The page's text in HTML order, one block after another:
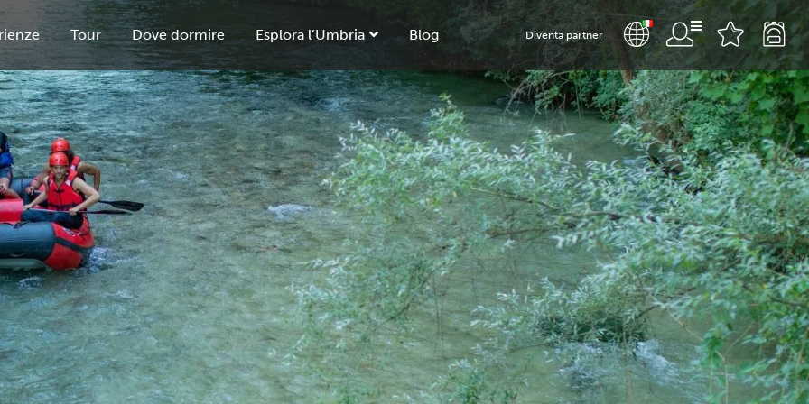
Tour Dove dormire Esplora l’Umbria Blog Diventa partner